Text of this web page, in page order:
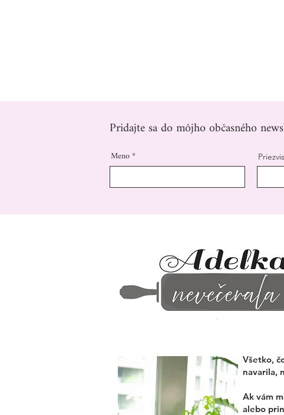
Pridajte sa do môjho občasného
Meno
Všetko,
navarila,
Ak vám
alebo